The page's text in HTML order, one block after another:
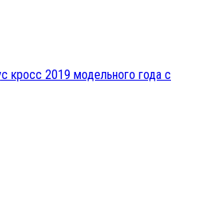
кросс 2019 модельного года с